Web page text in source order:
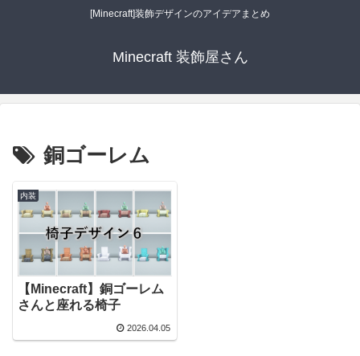
[Minecraft]装飾デザインのアイデアまとめ
Minecraft 装飾屋さん
銅ゴーレム
内装
【Minecraft】銅ゴーレム
さんと座れる椅子
2026.04.05